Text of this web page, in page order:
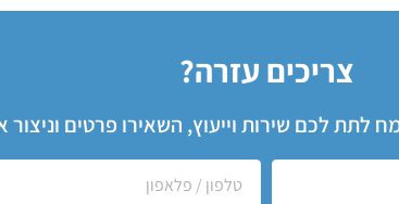
צריכים עזרה?
לתת לכם שירות וייעוץ, השאירו פרטים